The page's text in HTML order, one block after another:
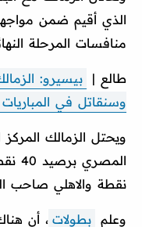
الذي أقيم ضمن
منافسات المرحلة
طالع |
بيسيرو:
وسنقاتل في المباريات
ويحتل الزمالك
نقطة والاهلي صاحب المركز
وعلم بطولات ، أن